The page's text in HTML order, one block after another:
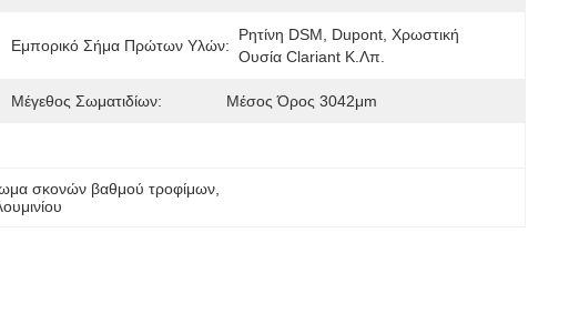
Εμπορικό Σήμα Πρώτων Υλών:
Ρητίνη DSM, Dupont, Χρωστική
Ουσία Clariant Κ.λπ.
Μέγεθος Σωματιδίων: Μέσος Όρος 3042μm
σκονών βαθμού τροφίμων